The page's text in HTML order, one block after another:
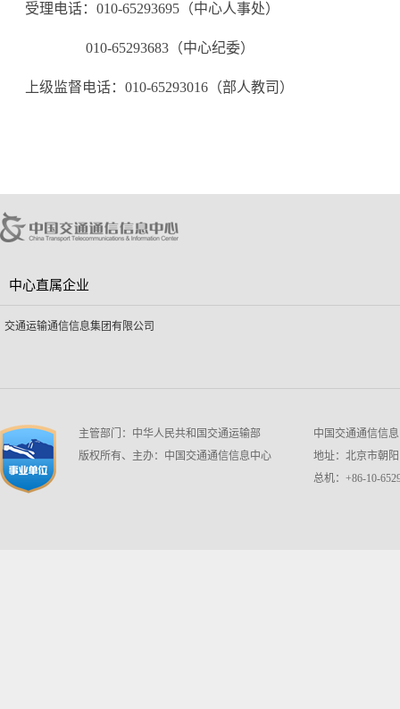
受理电话：010-65293695（中心人事处）
010-65293683（中心纪委）
上级监督电话：010-65293016（部人教司）
中心直属企业
交通运输通信信息集团有限公司
主管部门：中华人民共和国交通运输部
版权所有、主办：中国交通通信信息中心
中国交通通信信
地址：北京市朝
总机：+86-10-